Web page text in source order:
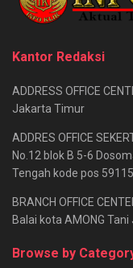
Kantor Redaksi
ADDRESS OFFICE
Jakarta Timur
ADDRES OFFICE
No.12 blok B 5-6
Tengah kode pos 59115
BRANCH OFFICE
Balai kota AMONG
Browse by